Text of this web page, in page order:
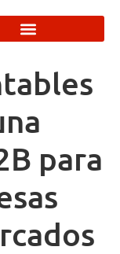
para